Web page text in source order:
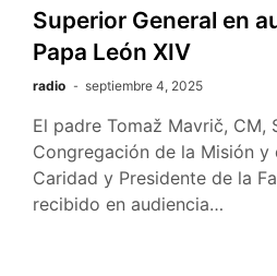
Superior General en
Papa León XIV
radio septiembre 4, 2025
El padre Tomaž Mavrič, CM,
Congregación de la Misión y
Caridad y Presidente de la
recibido en audiencia…